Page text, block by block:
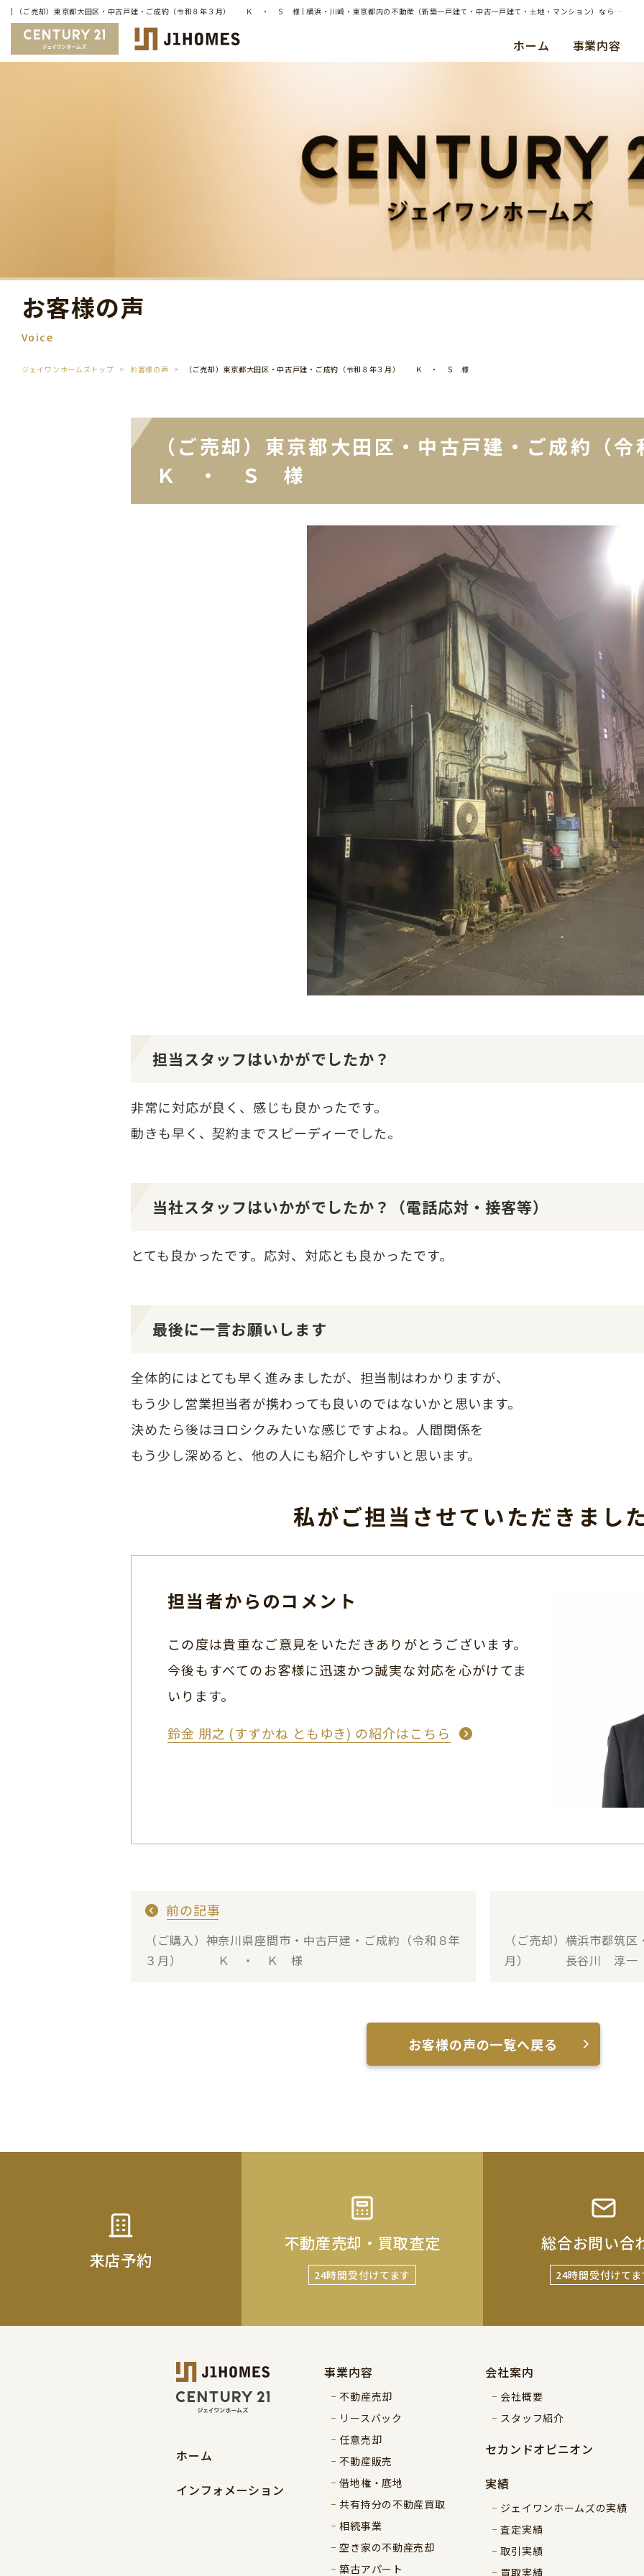
| （ご売却）東京都大田区・中古戸建・ご成約（令和８年３月） Ｋ ・ Ｓ 様 | 横浜・川崎・東京都内の不動産（新築一戸建て・中古一戸建て・土地・マンション）ならセンチュリー21ジェイワンホームズ
ホーム 事業内容
お客様の声
Voice
ジェイワンホームズトップ お客様の声 （ご売却）東京都大田区・中古戸建・ご成約（令和８年３月） Ｋ ・ Ｓ 様
（ご売却）東京都大田区・中古戸建・ご成約
Ｋ ・ Ｓ 様
担当スタッフはいかがでしたか？
非常に対応が良く、感じも良かったです。
動きも早く、契約までスピーディーでした。
当社スタッフはいかがでしたか？（電話応対・接客等）
とても良かったです。応対、対応とも良かったです。
最後に一言お願いします
全体的にはとても早く進みましたが、担当制はわかりますが、
もう少し営業担当者が携わっても良いのではないかと思います。
決めたら後はヨロシクみたいな感じですよね。人間関係を
もう少し深めると、他の人にも紹介しやすいと思います。
私がご担当させていただきまし
担当者からのコメント
この度は貴重なご意見をいただきありがとうございます。
今後もすべてのお客様に迅速かつ誠実な対応を心がけてま
いります。
鈴金 朋之 (すずかね ともゆき) の紹介はこちら
前の記事
（ご購入）神奈川県座間市・中古戸建・ご成約（令和８年
３月） Ｋ ・ Ｋ 様
（ご売却）横浜市都筑
月） 長谷川 淳一
お客様の声の一覧へ戻る
来店予約
不動産売却・買取査定
24時間受付けてます
総合お問い合
24時間受付けてま
ホーム
インフォメーション
事業内容
不動産売却
リースバック
任意売却
不動産販売
借地権・底地
共有持分の不動産買取
相続事業
空き家の不動産売却
築古アパート
会社案内
会社概要
スタッフ紹介
セカンドオピニオン
実績
ジェイワンホームズの実績
査定実績
取引実績
買取実績